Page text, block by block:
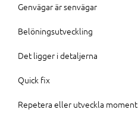
Genvägar är senvägar
Belöningsutveckling
Det ligger i detaljerna
Quick fix
Repetera eller utveckla moment